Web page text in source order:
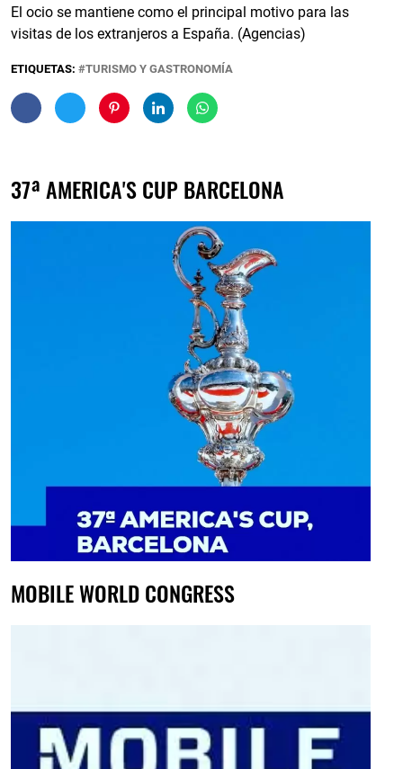
El ocio se mantiene como el principal motivo para las
visitas de los extranjeros a España. (Agencias)
ETIQUETAS: TURISMO Y GASTRONOMÍA
37ª AMERICA'S CUP BARCELONA
MOBILE WORLD CONGRESS